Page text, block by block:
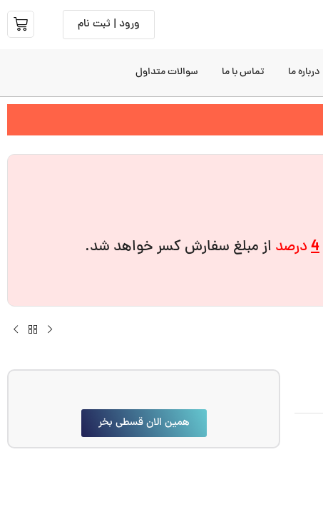
ورود | ثبت نام
درباره ما تماس با ما سوالات متداول
4درصد از مبلغ سفارش کسر خواهد شد.
همین الان قسطی بخر